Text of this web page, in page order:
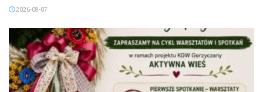
2026-08-07